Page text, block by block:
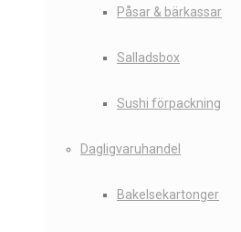
Påsar & bärkassar
Salladsbox
Sushi förpackning
Dagligvaruhandel
Bakelsekartonger